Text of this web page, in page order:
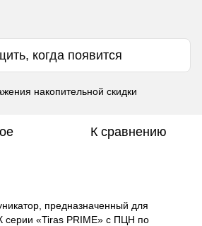
когда появится
накопительной скидки
К сравнению
предназначенный для
серии «Tiras PRIME» с ПЦН по